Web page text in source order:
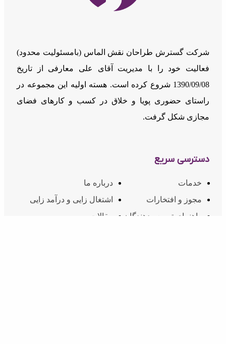
شرکت گسترش طراحان نقش الماس (بامسئوليت محدود)
فعالیت خود را با مدیریت آقای علی معارفی از تاریخ
1390/09/08 شروع کرده است. هسته اولیه این مجموعه در
راستای حضوری پویا و خلاق در کسب و کارهای فضای
مجازی شکل گرفت.
دسترسی سریع
خدمات
درباره ما
مجوز و افتخارات
اشتغال زایی و درآمد زایی
راهنمای توسعه دهندگان
مقالات